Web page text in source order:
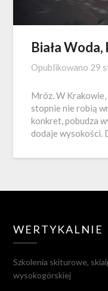
Biała
Opublikowano 29
Mróz. W
stopnie nie robią
konkret, pobudza
dodaje wysokości.
WERTYKALNIE
Szkolenia skiturowe,
wysokogórskiej